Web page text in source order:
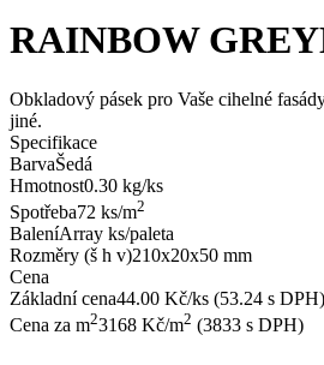
RAINBOW
Obkladový pásek pro Vaše cihelné
jiné.
Specifikace
BarvaŠedá
Hmotnost0.30 kg/ks
Spotřeba72 ks/m2
BaleníArray ks/paleta
Rozměry (š h v)210x20x50 mm
Cena
Základní cena44.00 Kč/ks (53.24 s DPH)
Cena za m23168 Kč/m2 (3833 s DPH)